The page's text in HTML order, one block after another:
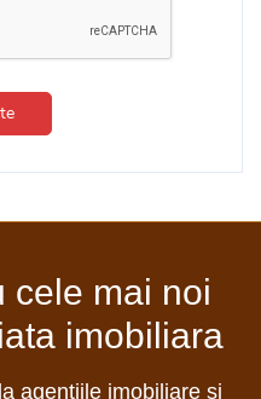
cele mai noi
imobiliara
agentiile imobiliare si